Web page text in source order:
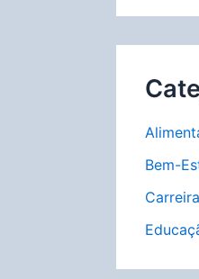
Bem-
Carreira